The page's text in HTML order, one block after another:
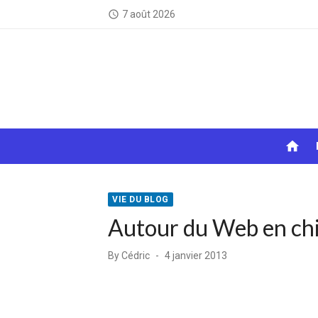
access_time 7 août 2026
home
VIE DU BLOG
Autour du Web en
ByCédric
Posted
4 janvier 2013